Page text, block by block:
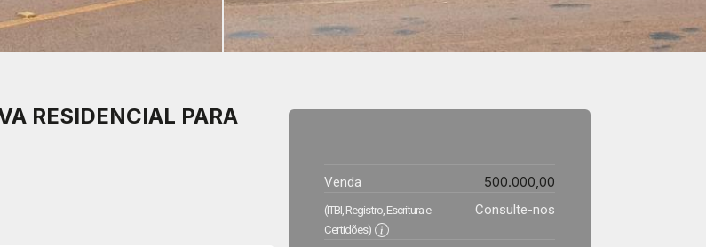
RESIDENCIAL PARA
Venda 500.000,00
(ITBI, Registro, Escritura e
Certidões)
Consulte-nos